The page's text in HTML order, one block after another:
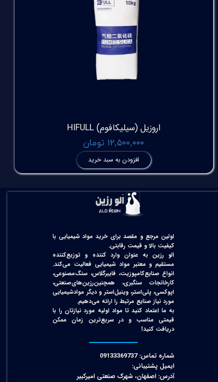
اروزیل (سیلیکافوم) HIFULL
۱۲,۵۰۰,۰۰۰ تومان
افزودن به سبد خرید
اولین مرجع و مقصد برای خرید مواد شیمیایی با
کیفیت بالا و قیمت رقابتی.
الو رزین به عنوان وارد کننده و توزیع‌کننده
مستقیم و معتبر مواد شیمیایی فعالیت می‌کند.
انواع صنایع‌کامپوزیت، فایبرگلاس، سنگ‌مصنوعی،
کارخانجات سنگبری، همچنین‌رزین‌های‌صنعتی،
اپوکسی، پلی‌استر، وینیل‌استر و دیگر مواد‌شیمیایی
مورد نیاز صنایع مرتبط را ارائه می‌دهیم.
به ما اعتماد کنید تا مواد اولیه مورد نیازتان را با
قیمتی مناسب و در سریع‌ترین زمان ممکن
دریافت کنید!​​​​​​​
شماره تماس: 09133369737
ایمیل پشتیبانی:
آدرس: اصفهان، شهرک صنعتی امیرکبیر